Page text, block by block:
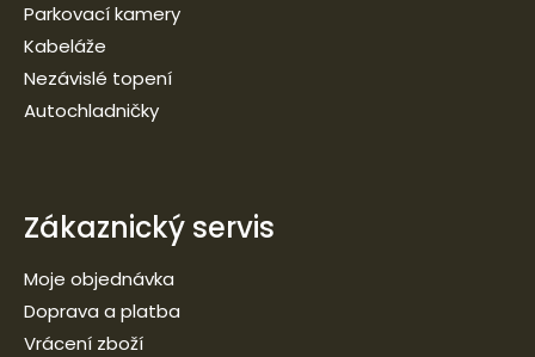
Parkovací kamery
Kabeláže
Nezávislé topení
Autochladničky
Zákaznický servis
Moje objednávka
Doprava a platba
Vrácení zboží